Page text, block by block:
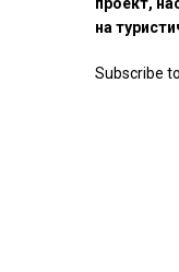
проект,
на
Subscribe